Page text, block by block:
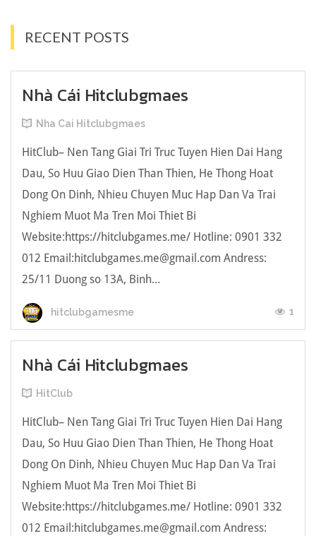
RECENT POSTS
Nhà Cái Hitclubgmaes
Nha Cai Hitclubgmaes
HitClub– Nen Tang Giai Tri Truc Tuyen Hien Dai Hang
Dau, So Huu Giao Dien Than Thien, He Thong Hoat
Dong On Dinh, Nhieu Chuyen Muc Hap Dan Va Trai
Nghiem Muot Ma Tren Moi Thiet Bi
Website:https://hitclubgames.me/ Hotline: 0901 332
012 Email:hitclubgames.me@gmail.com Andress:
25/11 Duong so 13A, Binh...
hitclubgamesme 1
Nhà Cái Hitclubgmaes
HitClub
HitClub– Nen Tang Giai Tri Truc Tuyen Hien Dai Hang
Dau, So Huu Giao Dien Than Thien, He Thong Hoat
Dong On Dinh, Nhieu Chuyen Muc Hap Dan Va Trai
Nghiem Muot Ma Tren Moi Thiet Bi
Website:https://hitclubgames.me/ Hotline: 0901 332
012 Email:hitclubgames.me@gmail.com Andress: